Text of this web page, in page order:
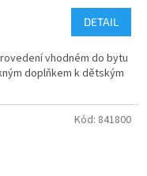
DETAIL
vhodném do bytu
doplňkem k dětským
Kód: 841800